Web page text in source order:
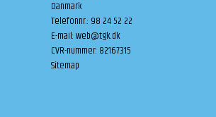
Danmark
Telefonnr.: 98 24 52 22
E-mail:web@tgk.dk
CVR-nummer: 82167315
Sitemap